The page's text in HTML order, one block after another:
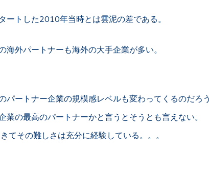
ートした2010年当時とは雲泥の差である。
海外パートナーも海外の大手企業が多い。
パートナー企業の規模感レベルも変わってくるのだろう
業の最高のパートナーかと言うとそうとも言えない。
てその難しさは充分に経験している。。。